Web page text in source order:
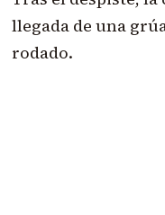
llegada de una
rodado.